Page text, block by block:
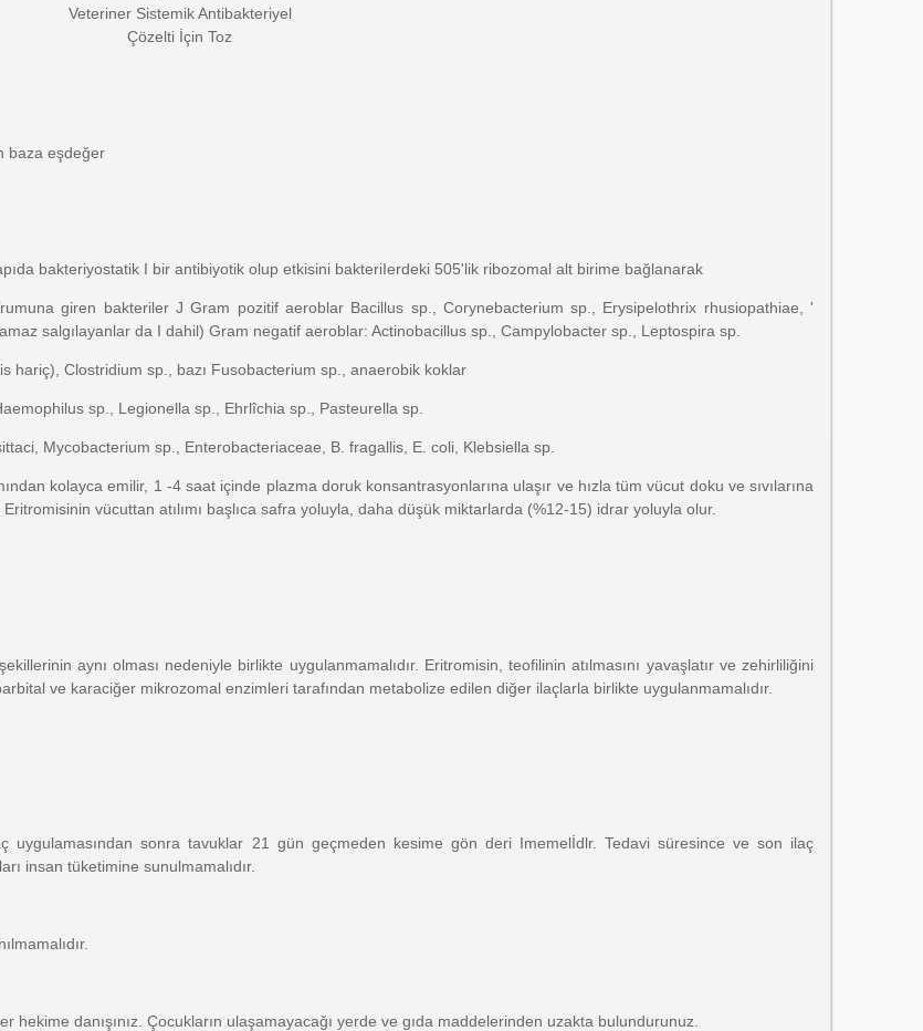
Veteriner Sistemik Antibakteriyel
Çözelti İçin Toz
baza eşdeğer
bakteriyostatik I bir antibiyotik olup etkisini bakteriIerdeki 505'lik ribozomal alt birime bağlanarak
giren bakteriler J Gram pozitif aeroblar Bacillus sp., Corynebacterium sp., Erysipelothrix rhusiopathiae, '
salgılayanlar da I dahil) Gram negatif aeroblar: Actinobacillus sp., Campylobacter sp., Leptospira sp.
hariç), Clostridium sp., bazı Fusobacterium sp., anaerobik koklar
sp., Legionella sp., Ehrlîchia sp., Pasteurella sp.
Mycobacterium sp., Enterobacteriaceae, B. fragallis, E. coli, Klebsiella sp.
kolayca emilir, 1 -4 saat içinde plazma doruk konsantrasyonlarına ulaşır ve hızla tüm vücut doku ve sıvılarına
vücuttan atılımı başlıca safra yoluyla, daha düşük miktarlarda (%12-15) idrar yoluyla olur.
aynı olması nedeniyle birlikte uygulanmamalıdır. Eritromisin, teofilinin atılmasını yavaşlatır ve zehirliliğini
ve karaciğer mikrozomal enzimleri tarafından metabolize edilen diğer ilaçlarla birlikte uygulanmamalıdır.
uygulama­sından sonra tavuklar 21 gün geçmeden kesime gön deri Imemelİdlr. Tedavi süresince ve son ilaç
insan tüketimine sunulmamalıdır.
danışınız. Çocukların ulaşamayacağı yerde ve gıda maddelerinden uzakta bulun­durunuz.